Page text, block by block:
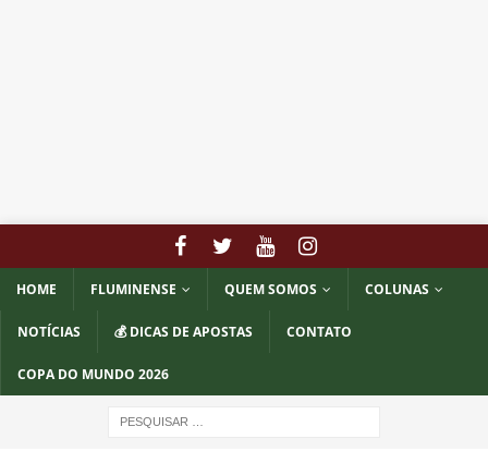
HOME FLUMINENSE QUEM SOMOS COLUNAS
NOTÍCIAS 💰 DICAS DE APOSTAS CONTATO
COPA DO MUNDO 2026